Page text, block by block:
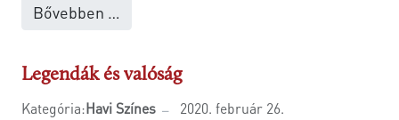
Bővebben …
Legendák és valóság
Kategória:Havi Színes 2020. február 26.